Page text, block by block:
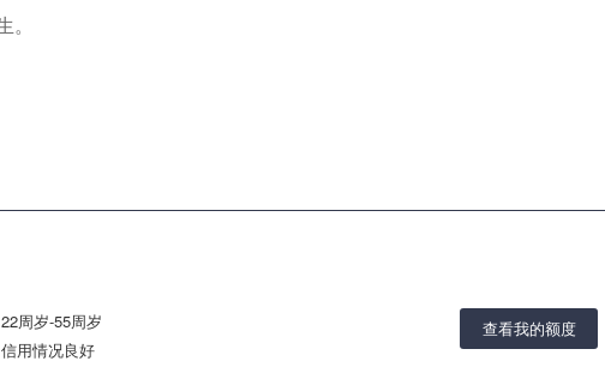
22周岁-55周岁
信用情况良好
查看我的额度